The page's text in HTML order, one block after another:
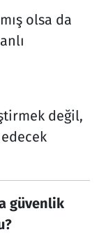
olsa da
değil,
güvenlik